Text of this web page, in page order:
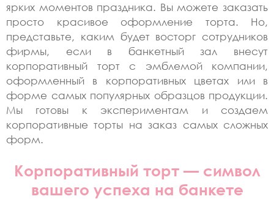
ярких моментов праздника. Вы можете заказать
просто красивое оформление торта. Но,
представьте, каким будет восторг сотрудников
фирмы, если в банкетный зал внесут
корпоративный торт с эмблемой компании,
оформленный в корпоративных цветах или в
форме самых популярных образцов продукции.
Мы готовы к экспериментам и создаем
корпоративные торты на заказ самых сложных
форм.
Корпоративный торт — символ
вашего успеха на банкете